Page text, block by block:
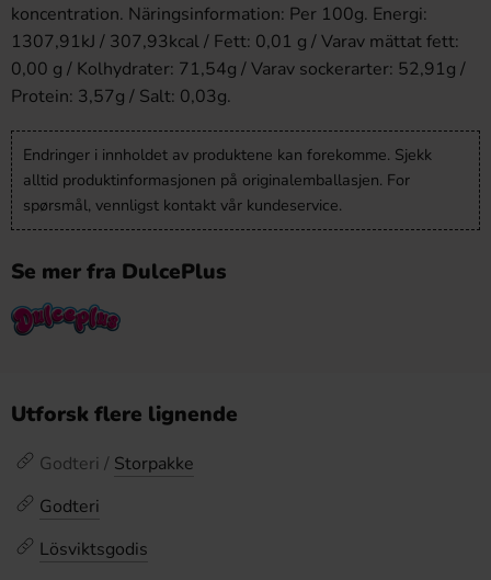
koncentration. Näringsinformation: Per 100g. Energi:
1307,91kJ / 307,93kcal / Fett: 0,01 g / Varav mättat fett:
0,00 g / Kolhydrater: 71,54g / Varav sockerarter: 52,91g /
Protein: 3,57g / Salt: 0,03g.
Endringer i innholdet av produktene kan forekomme. Sjekk
alltid produktinformasjonen på originalemballasjen. For
spørsmål, vennligst kontakt vår kundeservice.
Se mer fra DulcePlus
Utforsk flere lignende
Godteri / Storpakke
Godteri
Lösviktsgodis